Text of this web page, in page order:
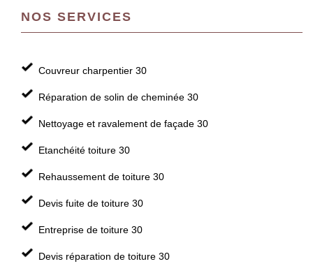
NOS SERVICES
Couvreur charpentier 30
Réparation de solin de cheminée 30
Nettoyage et ravalement de façade 30
Etanchéité toiture 30
Rehaussement de toiture 30
Devis fuite de toiture 30
Entreprise de toiture 30
Devis réparation de toiture 30